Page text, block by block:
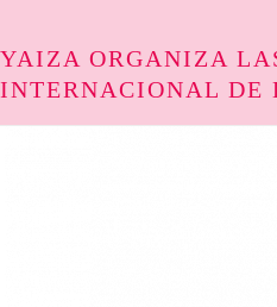
YAIZA ORGANIZA
INTERNACIONAL DE